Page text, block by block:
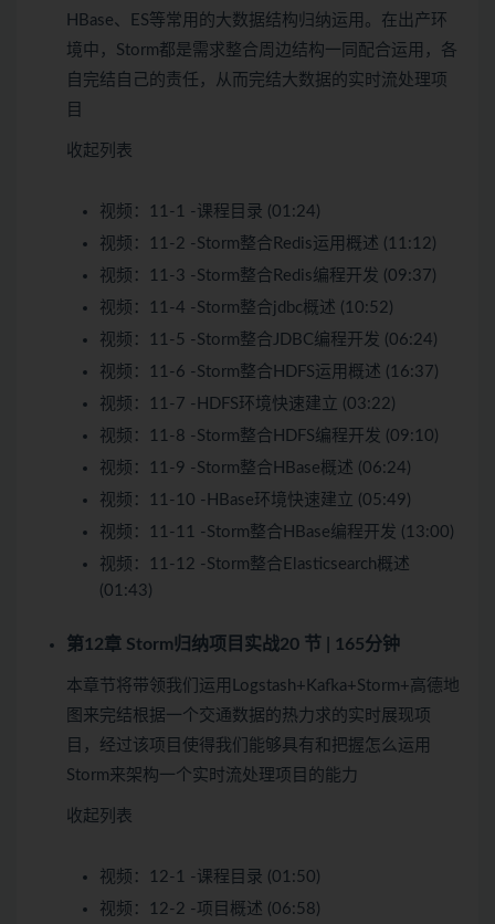
HBase、ES等常用的大数据结构归纳运用。在出产环
境中，Storm都是需求整合周边结构一同配合运用，各
自完结自己的责任，从而完结大数据的实时流处理项
目
收起列表
视频：
11-1 -课程目录 (01:24)
视频：
11-2 -Storm整合Redis运用概述 (11:12)
视频：
11-3 -Storm整合Redis编程开发 (09:37)
视频：
11-4 -Storm整合jdbc概述 (10:52)
视频：
11-5 -Storm整合JDBC编程开发 (06:24)
视频：
11-6 -Storm整合HDFS运用概述 (16:37)
视频：
11-7 -HDFS环境快速建立 (03:22)
视频：
11-8 -Storm整合HDFS编程开发 (09:10)
视频：
11-9 -Storm整合HBase概述 (06:24)
视频：
11-10 -HBase环境快速建立 (05:49)
视频：
11-11 -Storm整合HBase编程开发 (13:00)
视频：
11-12 -Storm整合Elasticsearch概述
(01:43)
第12章 Storm归纳项目实战20 节 | 165分钟
本章节将带领我们运用Logstash+Kafka+Storm+高德地
图来完结根据一个交通数据的热力求的实时展现项
目，经过该项目使得我们能够具有和把握怎么运用
Storm来架构一个实时流处理项目的能力
收起列表
视频：
12-1 -课程目录 (01:50)
视频：
12-2 -项目概述 (06:58)